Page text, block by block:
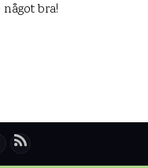
bra!